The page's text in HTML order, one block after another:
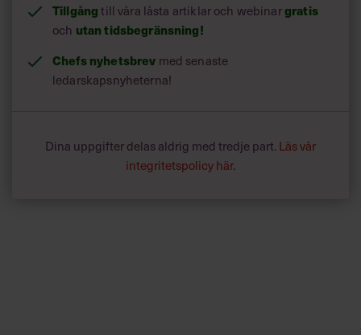
Tillgångtill våra låsta artiklar och webinargratis
och utan tidsbegränsning!
Chefs nyhetsbrev med senaste
ledarskapsnyheterna!
Dina uppgifter delas aldrig med tredje part. Läs vår
integritetspolicy här.